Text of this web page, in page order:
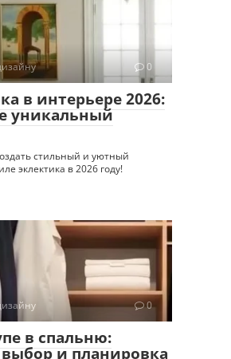
0
в интерьере 2026:
уникальный
стильный и уютный
эклектика в 2026 году!
0
в спальню:
и планировка